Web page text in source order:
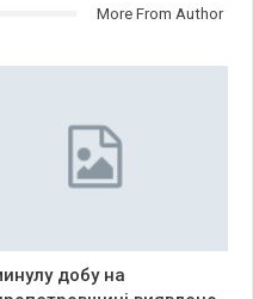
More From Author
добу на